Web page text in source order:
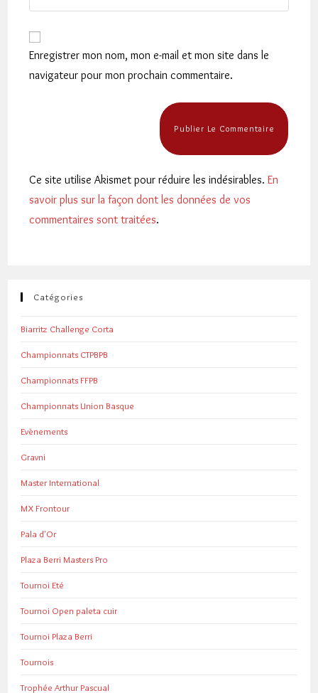
comment
l’URL
votre
site
(facultatif)
Enregistrer mon nom, mon e-mail et mon site dans le
navigateur pour mon prochain commentaire.
Ce site utilise Akismet pour réduire les indésirables.En
savoir plus sur la façon dont les données de vos
commentaires sont traitées.
Catégories
Biarritz Challenge Corta
Championnats CTPBPB
Championnats FFPB
Championnats Union Basque
Evènements
Gravni
Master International
MX Frontour
Pala d'Or
Plaza Berri Masters Pro
Tournoi Eté
Tournoi Open paleta cuir
Tournoi Plaza Berri
Tournois
Trophée Arthur Pascual